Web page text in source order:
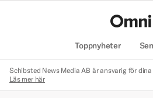
Toppnyheter
Schibsted News Media AB är ansvarig för
Läs mer här